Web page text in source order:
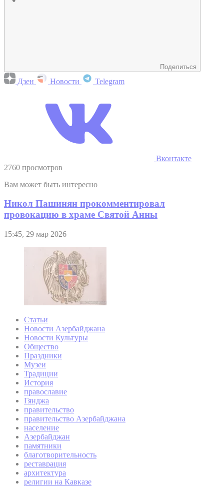
Поделиться
Дзен Новости Telegram
Вконтакте
2760 просмотров
Вам может быть интересно
Никол Пашинян прокомментировал
провокацию в храме Святой Анны
15:45, 29 мар 2026
Статьи
Новости Азербайджана
Новости Культуры
Общество
Праздники
Музеи
Традиции
История
православие
Гянджа
правительство
правительство Азербайджана
население
Азербайджан
памятники
благотворительность
реставрация
архитектура
религии на Кавказе